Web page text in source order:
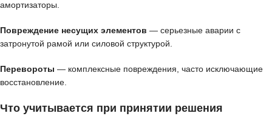
амортизаторы.
Повреждение несущих элементов — серьезные аварии с
затронутой рамой или силовой структурой.
Перевороты — комплексные повреждения, часто исключающие
восстановление.
Что учитывается при принятии решения